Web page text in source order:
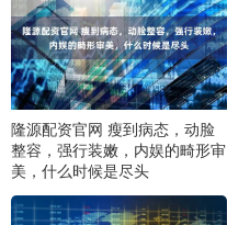
隆源配资官网 瘦到病态，动脸
整容，强行装嫩，内娱的畸形审
美，什么时候是尽头